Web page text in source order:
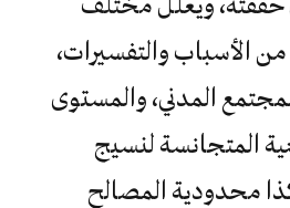
الأسباب والتفسيرات،
المدني، والمستوى
المتجانسة لنسيج
محدودية المصالح